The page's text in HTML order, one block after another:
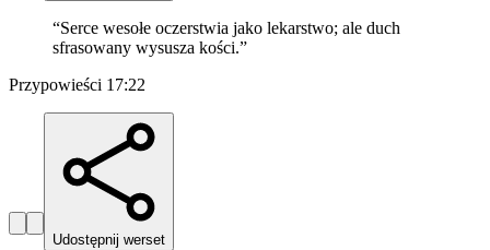
“Serce wesołe oczerstwia jako lekarstwo; ale duch
sfrasowany wysusza kości.”
Przypowieści 17:22
Udostępnij werset